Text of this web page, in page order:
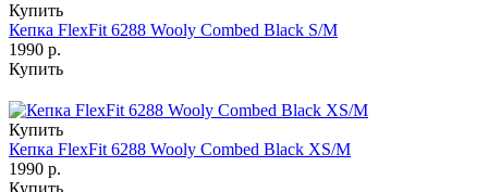
Купить
Кепка FlexFit 6288 Wooly Combed Black S/M
1990 р.
Купить
Купить
Кепка FlexFit 6288 Wooly Combed Black XS/M
1990 р.
Купить